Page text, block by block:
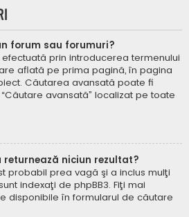
forum sau forumuri?
prin introducerea termenului
aflată pe prima pagină, în pagina
Căutarea avansată poate fi
avansată” localizat pe toate
returnează niciun rezultat?
probabil prea vagă şi a inclus mulţi
indexaţi de phpBB3. Fiţi mai
disponibile în formularul de căutare